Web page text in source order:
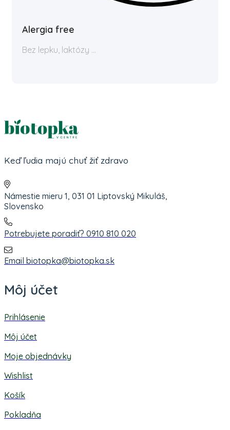
Alergia free
Bez lepku, laktózy ...
Keď ľudia majú chuť žiť zdravo
Námestie mieru 1, 031 01 Liptovský Mikuláš,
Slovensko
Potrebujete poradiť? 0910 810 020
Email biotopka@biotopka.sk
Môj účet
Prihlásenie
Môj účet
Moje objednávky
Wishlist
Košík
Pokladňa